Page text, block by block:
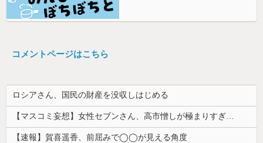
コメントページはこちら
ロシアさん、国民の財産を没収しはじめる
【マスコミ妄想】女性セブンさん、高市憎しが極まりすぎたのか、過去一級の低俗な「支持率下げてやる」記事を配信してしまう 想像の10倍低俗
【速報】賀喜遥香、前屈みで◯◯が見える角度